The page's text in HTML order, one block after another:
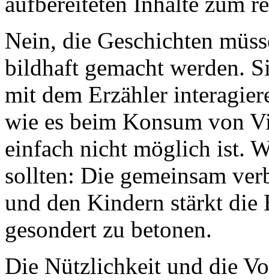
Nein, die Geschichten
bildhaft gemacht werden.
mit dem Erzähler
wie es beim Konsum von
einfach nicht möglich ist.
sollten: Die gemeinsam
und den Kindern stärkt die
gesondert zu betonen.
Die Nützlichkeit und die